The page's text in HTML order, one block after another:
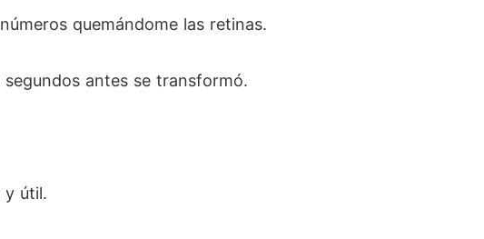
quemándome las retinas.
antes se transformó.
y útil.